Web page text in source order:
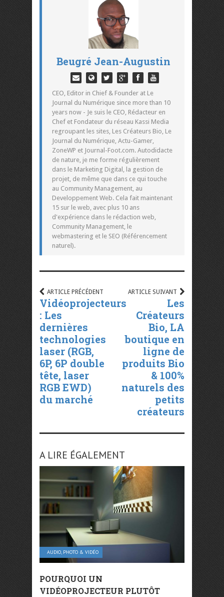
Beugré Jean-Augustin
CEO, Editor in Chief & Founder at Le
Journal du Numérique since more than 10
years now - Je suis le CEO, Rédacteur en
Chef et Fondateur du réseau Kassi Media
regroupant les sites, Les Créateurs Bio, Le
Journal du Numérique, Actu-Gamer,
ZoneWP et Journal-Foot.com. Autodidacte
de nature, je me forme régulièrement
dans le Marketing Digital, la gestion de
projet, de même que dans ce qui touche
au Community Management, au
Developpement Web. Cela fait maintenant
15 sur le web, avec plus 10 ans
d'expérience dans le rédaction web,
Community Management, le
webmastering et le SEO (Référencement
naturel).
ARTICLE PRÉCÉDENT
Vidéoprojecteurs
: Les
dernières
technologies
laser (RGB,
6P, 6P double
tête, laser
RGB EWD)
du marché
ARTICLE SUIVANT
Les
Créateurs
Bio, LA
boutique en
ligne de
produits Bio
& 100%
naturels des
petits
créateurs
A LIRE ÉGALEMENT
AUDIO, PHOTO & VIDÉO
POURQUOI UN
VIDÉOPROJECTEUR PLUTÔT